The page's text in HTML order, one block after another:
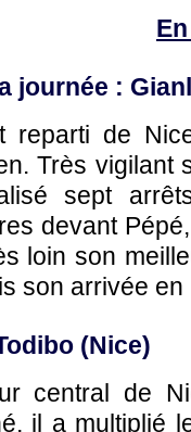
journée :
reparti de
Très vigilant
sept
devant
loin son
son arrivée en
(Nice)
central de
il a multiplié